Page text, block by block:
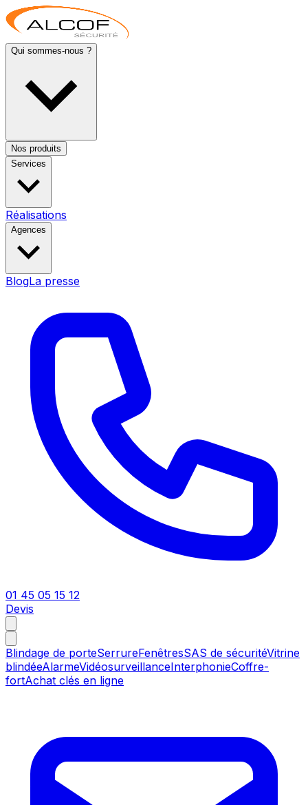
Qui sommes-nous ?
Nos produits
Services
Réalisations
Agences
BlogLa presse
01 45 05 15 12
Devis
Blindage de porteSerrureFenêtresSAS de sécuritéVitrine
blindéeAlarmeVidéosurveillanceInterphonieCoffre-
fortAchat clés en ligne